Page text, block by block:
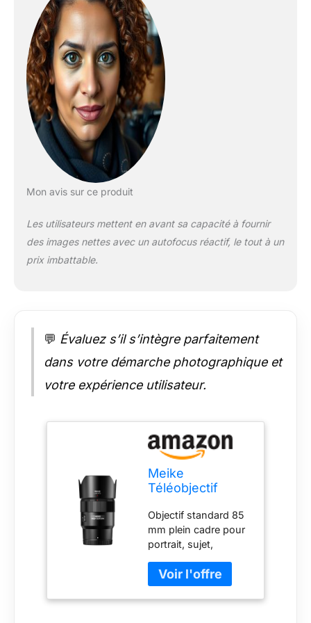
transmission
d'informations EXIF
Équipé d'un moteur
pas à pas STM,
l'objectif vous
apportera une
expérience de mise
au point silencieuse
et fluide ; dispose
d'une interface de
Compatible avec les
appareils photo
Mon avis sur ce produit
Les utilisateurs mettent en avant sa capacité à fournir
des images nettes avec un autofocus réactif, le tout à un
prix imbattable.
💬 Évaluez s’il s’intègre parfaitement
dans votre démarche photographique et
votre expérience utilisateur.
Meike
Téléobjectif
F1.8 avec Mise
au Point
Automatique
STM Moteur Pas
à Pas Plein
Cadre Portrait
Compatible avec
Objectif standard 85
mm plein cadre pour
portrait, sujet,
photographie de
paysage Large
ouverture de f1.8